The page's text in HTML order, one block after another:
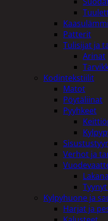
Patterit
Tulisijat ja
Arinat
Kodintekstiilit
Matot
Pöytäliinat
Pyyhkeet
Verhot ja
Kylpyhuone ja
Harjat ja